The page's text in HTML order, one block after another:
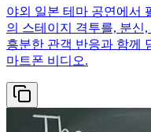
야외 일본 테마 공연에서
의 스테이지 격투를, 분신
흥분한 관객 반응과 함께
마트폰 비디오.